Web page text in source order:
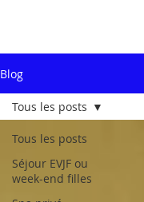
Blog
Tous les posts
Séjour EVJF ou
week-end filles
Tous les posts